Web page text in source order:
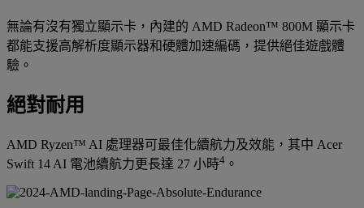
無論有沒有獨立顯示卡，內建的 AMD Radeon™ 800M 顯示卡
都能支援高解析度顯示器和硬體加速編碼，提供絕佳遊戲體
驗。
絕對耐用
AMD Ryzen™ AI 處理器可最佳化續航力及效能，其中 Acer
Swift 14 AI 電池續航力更長達 27 小時4 。